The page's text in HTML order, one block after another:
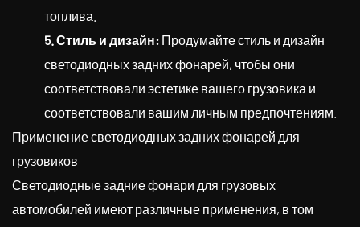
топлива.
5. Стиль и дизайн: Продумайте стиль и дизайн
светодиодных задних фонарей, чтобы они
соответствовали эстетике вашего грузовика и
соответствовали вашим личным предпочтениям.
Применение светодиодных задних фонарей для
грузовиков
Светодиодные задние фонари для грузовых
автомобилей имеют различные применения, в том